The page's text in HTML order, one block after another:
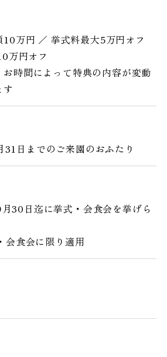
万円 ／ 挙式料最大5万円オフ
万円オフ
時間によって特典の内容が変動
す
日までのご来園のおふたり
30日迄に挙式・会食会を挙げら
食会に限り適用